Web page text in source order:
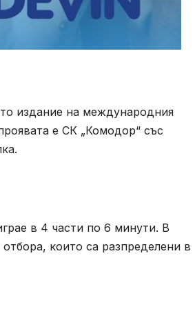
издание на международния
е СК „Комодор“ със
в 4 части по 6 минути. В
които са разпределени в